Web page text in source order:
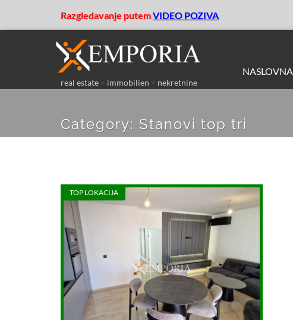
Razgledavanje putemVIDEO POZIVA
real estate – immobilien – nekretnine
NASLOVNA
Category: Stanovi top tri
TOP LOKACIJA